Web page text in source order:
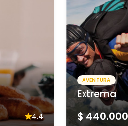
4.4
AVENTURA
Extrema
$ 440.000